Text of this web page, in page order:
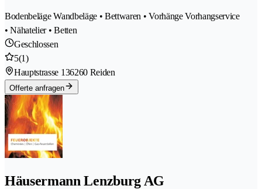
Bodenbeläge Wandbeläge • Bettwaren • Vorhänge Vorhangservice
• Nähatelier • Betten
Geschlossen
5(1)
Hauptstrasse 136260 Reiden
Offerte anfragen
Häusermann Lenzburg AG